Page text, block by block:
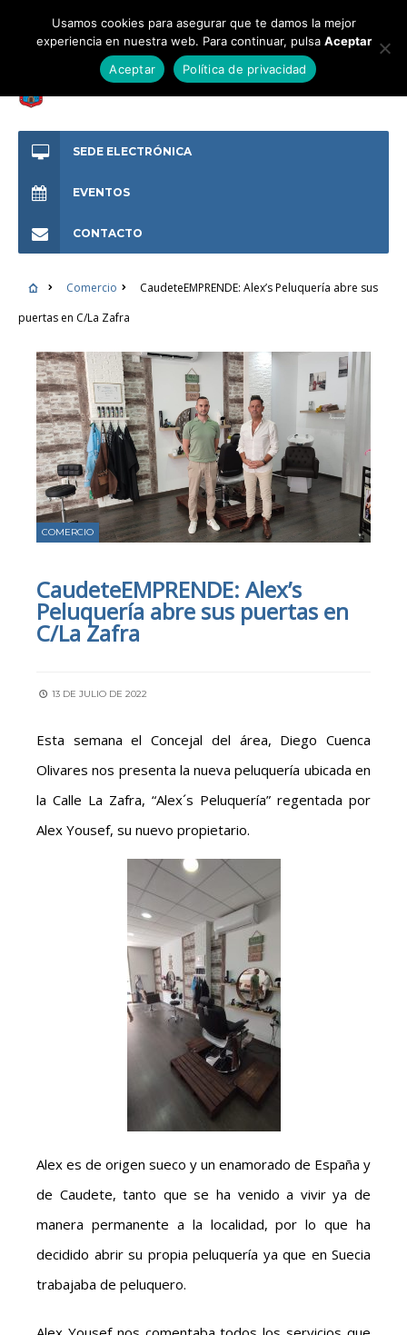
SEDE ELECTRÓNICA
EVENTOS
CONTACTO
Comercio
CaudeteEMPRENDE: Alex’s Peluquería abre sus
puertas en C/La Zafra
COMERCIO
CaudeteEMPRENDE: Alex’s
Peluquería abre sus puertas en
C/La Zafra
13 DE JULIO DE 2022
Esta semana el Concejal del área, Diego Cuenca
Olivares nos presenta la nueva peluquería ubicada en
la Calle La Zafra, “Alex´s Peluquería” regentada por
Alex Yousef, su nuevo propietario.
Alex es de origen sueco y un enamorado de España y
de Caudete, tanto que se ha venido a vivir ya de
manera permanente a la localidad, por lo que ha
decidido abrir su propia peluquería ya que en Suecia
trabajaba de peluquero.
Usamos cookies para asegurar que te damos la mejor
experiencia en nuestra web. Para continuar, pulsa Aceptar
Aceptar
Política de privacidad